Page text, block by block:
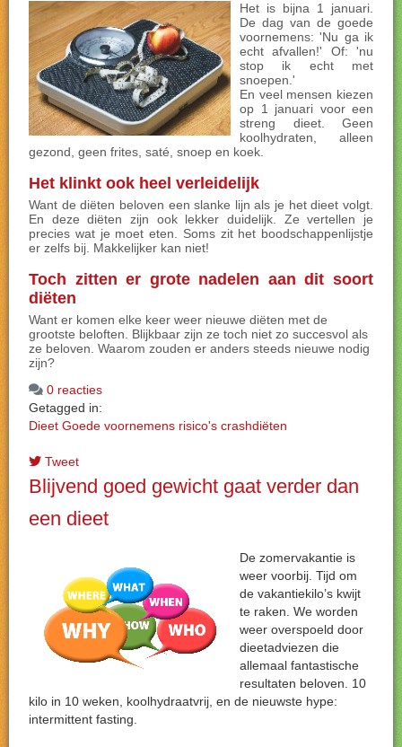
Het is bijna 1 januari.
De dag van de goede
voornemens: 'Nu ga ik
echt afvallen!' Of: 'nu
stop ik echt met
snoepen.'
En veel mensen kiezen
op 1 januari voor een
streng dieet. Geen
koolhydraten, alleen
gezond, geen frites, saté, snoep en koek.
Het klinkt ook heel verleidelijk
Want de diëten beloven een slanke lijn als je het dieet volgt.
En deze diëten zijn ook lekker duidelijk. Ze vertellen je
precies wat je moet eten. Soms zit het boodschappenlijstje
er zelfs bij. Makkelijker kan niet!
Toch zitten er grote nadelen aan dit soort
diëten
Want er komen elke keer weer nieuwe diëten met de
grootste beloften. Blijkbaar zijn ze toch niet zo succesvol als
ze beloven. Waarom zouden er anders steeds nieuwe nodig
zijn?
0 reacties
Getagged in:
Dieet Goede voornemens risico's crashdiëten
Tweet
Blijvend goed gewicht gaat verder dan
een dieet
De zomervakantie is
weer voorbij. Tijd om
de vakantiekilo’s kwijt
te raken. We worden
weer overspoeld door
dieetadviezen die
allemaal fantastische
resultaten beloven. 10
kilo in 10 weken, koolhydraatvrij, en de nieuwste hype:
intermittent fasting.